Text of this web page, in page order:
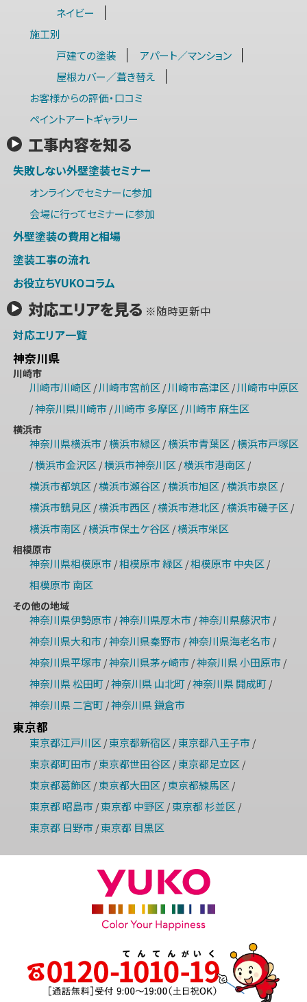
ネイビー
施工別
戸建ての塗装
アパート／マンション
屋根カバー／葺き替え
お客様からの評価・口コミ
ペイントアートギャラリー
工事内容を知る
失敗しない外壁塗装セミナー
オンラインでセミナーに参加
会場に行ってセミナーに参加
外壁塗装の費用と相場
塗装工事の流れ
お役立ちYUKOコラム
対応エリアを見る ※随時更新中
対応エリア一覧
神奈川県
川崎市
川崎市川崎区/ 川崎市宮前区/ 川崎市高津区/ 川崎市中原区
/神奈川県川崎市/ 川崎市 多摩区/ 川崎市 麻生区
横浜市
神奈川県横浜市/横浜市緑区/横浜市青葉区/横浜市戸塚区
/横浜市金沢区/横浜市神奈川区/横浜市港南区/
横浜市都筑区/横浜市瀬谷区/横浜市旭区/横浜市泉区/
横浜市鶴見区/横浜市西区/横浜市港北区/横浜市磯子区/
横浜市南区/横浜市保土ケ谷区/横浜市栄区
相模原市
神奈川県相模原市/相模原市 緑区/相模原市 中央区/
相模原市 南区
その他の地域
神奈川県伊勢原市/神奈川県厚木市/神奈川県藤沢市/
神奈川県大和市/神奈川県秦野市/神奈川県海老名市/
神奈川県平塚市/神奈川県茅ヶ崎市/神奈川県 小田原市/
神奈川県 松田町/神奈川県 山北町/神奈川県 開成町/
神奈川県 二宮町/神奈川県 鎌倉市
東京都
東京都江戸川区/ 東京都新宿区/ 東京都八王子市/
東京都町田市/ 東京都世田谷区/ 東京都足立区/
東京都葛飾区/ 東京都大田区/ 東京都練馬区/
東京都 昭島市/ 東京都 中野区/ 東京都 杉並区/
東京都 日野市/ 東京都 目黒区